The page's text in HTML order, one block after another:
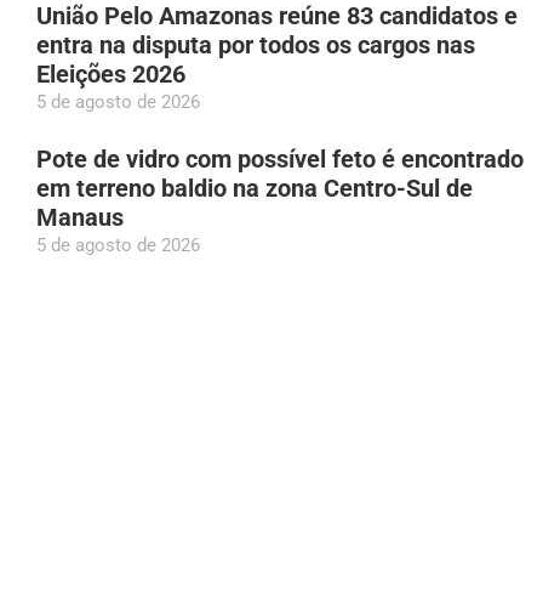
União Pelo Amazonas reúne 83 candidatos e
entra na disputa por todos os cargos nas
Eleições 2026
5 de agosto de 2026
Pote de vidro com possível feto é encontrado
em terreno baldio na zona Centro-Sul de
Manaus
5 de agosto de 2026